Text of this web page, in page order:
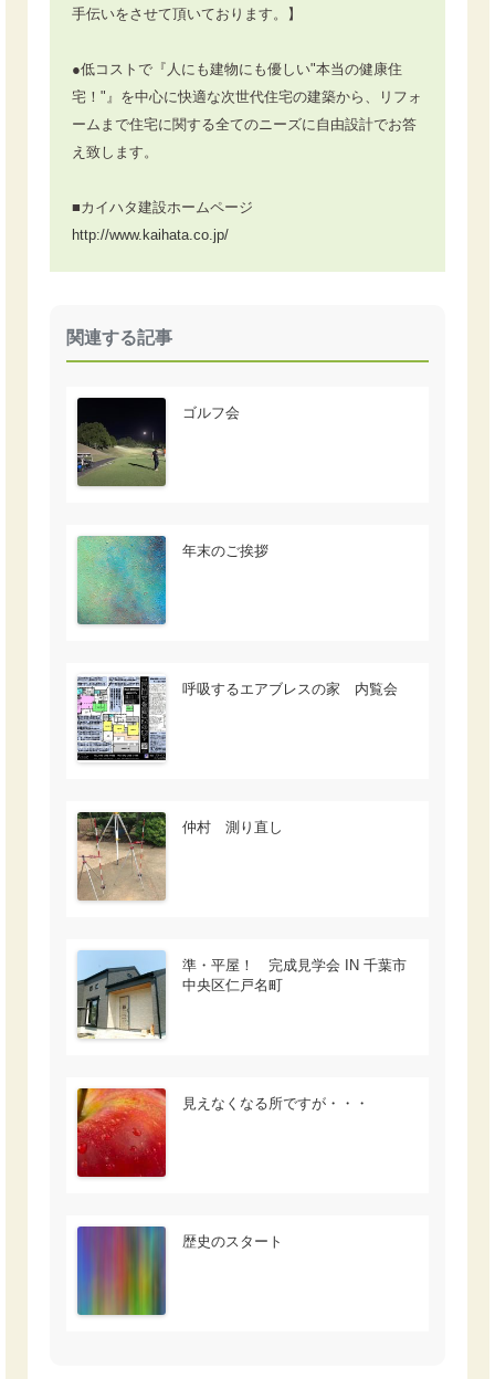
手伝いをさせて頂いております。】
●低コストで『人にも建物にも優しい"本当の健康住
宅！"』を中心に快適な次世代住宅の建築から、リフォ
ームまで住宅に関する全てのニーズに自由設計でお答
え致します。
■カイハタ建設ホームページ
http://www.kaihata.co.jp/
関連する記事
ゴルフ会
年末のご挨拶
呼吸するエアブレスの家 内覧会
仲村 測り直し
準・平屋！ 完成見学会 IN 千葉市
中央区仁戸名町
見えなくなる所ですが・・・
歴史のスタート